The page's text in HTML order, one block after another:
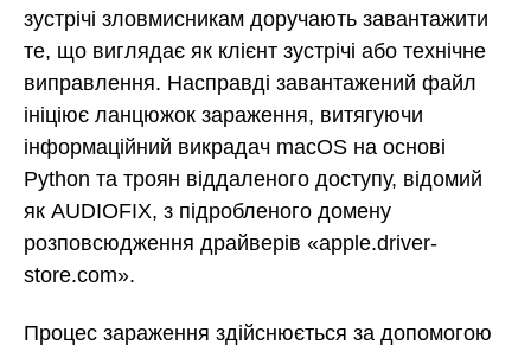
зустрічі зловмисникам доручають завантажити
те, що виглядає як клієнт зустрічі або технічне
виправлення. Насправді завантажений файл
ініціює ланцюжок зараження, витягуючи
інформаційний викрадач macOS на основі
Python та троян віддаленого доступу, відомий
як AUDIOFIX, з підробленого домену
розповсюдження драйверів «apple.driver-
store.com».
Процес зараження здійснюється за допомогою